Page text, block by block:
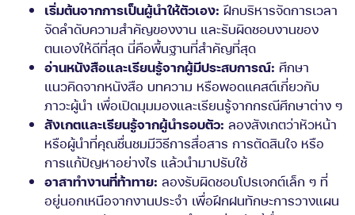
เริ่มต้นจากการเป็นผู้นำให้ตัวเอง: ฝึกบริหารจัดการเวลา
จัดลำดับความสำคัญของงาน และรับผิดชอบงานของ
ตนเองให้ดีที่สุด นี่คือพื้นฐานที่สำคัญที่สุด
อ่านหนังสือและเรียนรู้จากผู้มีประสบการณ์: ศึกษา
แนวคิดจากหนังสือ บทความ หรือพอดแคสต์เกี่ยวกับ
ภาวะผู้นำ เพื่อเปิดมุมมองและเรียนรู้จากกรณีศึกษาต่าง ๆ
สังเกตและเรียนรู้จากผู้นำรอบตัว: ลองสังเกตว่าหัวหน้า
หรือผู้นำที่คุณชื่นชมมีวิธีการสื่อสาร การตัดสินใจ หรือ
การแก้ปัญหาอย่างไร แล้วนำมาปรับใช้
อาสาทำงานที่ท้าทาย: ลองรับผิดชอบโปรเจกต์เล็ก ๆ ที่
อยู่นอกเหนือจากงานประจำ เพื่อฝึกฝนทักษะการวางแผน